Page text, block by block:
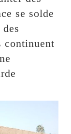
se solde
continuent